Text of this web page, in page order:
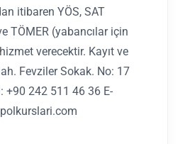
itibaren YÖS, SAT
TÖMER (yabancılar için
verecektir. Kayıt ve
Fevziler Sokak. No: 17
+90 242 511 46 36 E-